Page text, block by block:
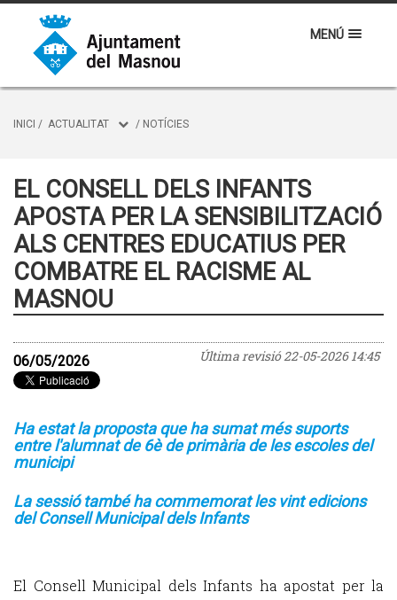
MENÚ
INICI / ACTUALITAT / NOTÍCIES
EL CONSELL DELS INFANTS
APOSTA PER LA SENSIBILITZACIÓ
ALS CENTRES EDUCATIUS PER
COMBATRE EL RACISME AL
MASNOU
Última revisió22-05-2026 14:45
06/05/2026
Ha estat la proposta que ha sumat més suports
entrel'alumnat de 6è de primària de les escoles del
municipi
La sessió també ha commemorat les vint edicions
del Consell Municipal dels Infants
El Consell Municipal dels Infants ha apostat per la